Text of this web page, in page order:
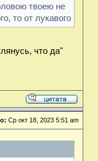
твоею не
то от лукавого
что да"
Ср окт 18, 2023 5:51 am